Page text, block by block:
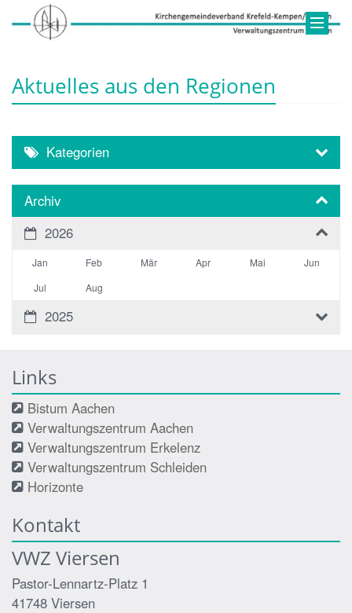
Aktuelles aus den Regionen
Kategorien
Archiv
2026
Jan Feb Mär Apr Mai
Jun
Jul
Aug
2025
Links
Bistum Aachen
Verwaltungszentrum Aachen
Verwaltungszentrum Erkelenz
Verwaltungszentrum Schleiden
Horizonte
Kontakt
VWZ Viersen
Pastor-Lennartz-Platz 1
41748 Viersen